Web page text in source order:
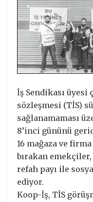
İş Sendikası üyesi
sözleşmesi (TİS)
sağlanamaması
8’inci gününü
16 mağaza ve
bırakan emekçiler,
refah payı ile
ediyor.
Koop-İş, TİS